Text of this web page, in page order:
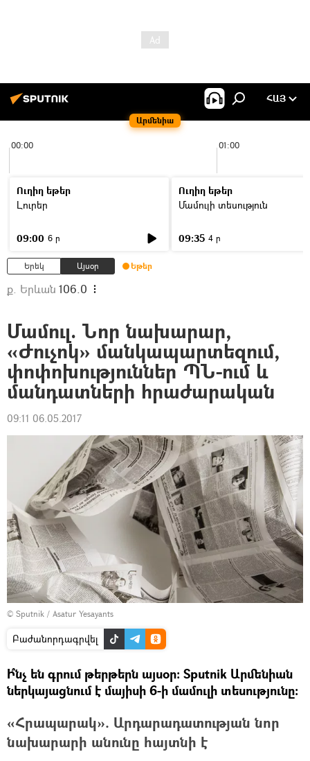
Արմենիա
ՀԱՅ
00:00 01:00
Ուղիղ եթեր
Լուրեր
09:00 6 ր
Ուղիղ եթեր
Մամուլի տեսություն
09:35 4 ր
Երեկ Այսօր Եթեր
ք. Երևան 106.0
Մամուլ. Նոր նախարար,
«Ժուչոկ» մանկապարտեզում,
փոփոխություններ ՊՆ-ում և
մանդատների հրաժարական
09:11 06.05.2017
© Sputnik / Asatur Yesayants
Բաժանորդագրվել
Ի՞նչ են գրում թերթերն այսօր: Sputnik Արմենիան
ներկայացնում է մայիսի 6-ի մամուլի տեսությունը:
«Հրապարակ». Արդարադատության նոր
նախարարի անունը հայտնի է